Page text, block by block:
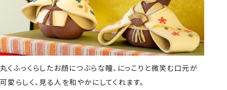
丸くふっくらしたお顔につぶらな瞳、にっこりと微笑む口元が
可愛らしく、見る人を和やかにしてくれます。